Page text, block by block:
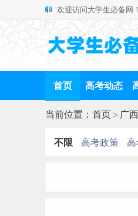
欢迎访问大学生必备网！
首页 高考动态
当前位置： 首页> 广
不限 高考政策 高